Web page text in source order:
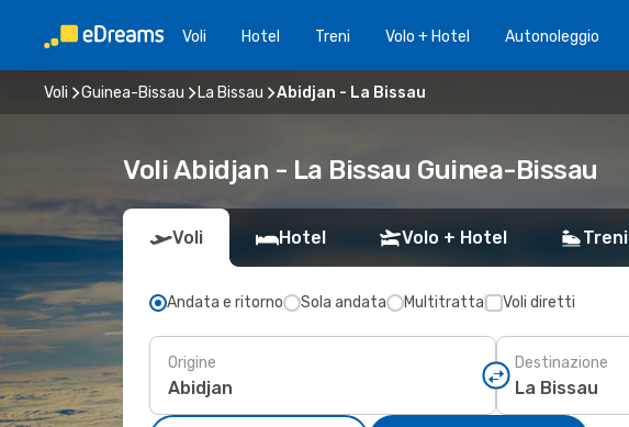
Voli Hotel Treni Volo + Hotel Autonoleggio
Voli Guinea-Bissau La Bissau Abidjan - La Bissau
Voli Abidjan - La Bissau Guinea-Bissau
Voli Hotel Volo + Hotel Treni
Andata e ritorno Sola andata Multitratta Voli diretti
Origine Destinazione